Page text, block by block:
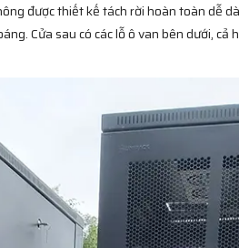
được thiết kế tách rời hoàn toàn dễ
Cửa sau có các lỗ ô van bên dưới, cả